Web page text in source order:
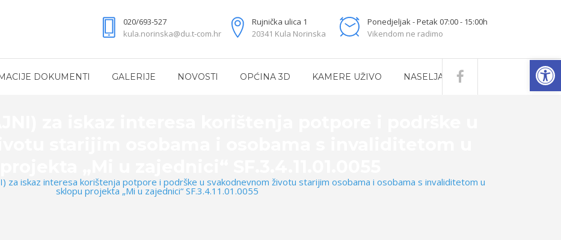
020/693-527
kula.norinska@du.t-com.hr
Rujnička ulica 1
20341 Kula Norinska
Ponedjeljak - Petak 07:00 - 15:00h
Vikendom ne radimo
DOKUMENTI GALERIJE NOVOSTI OPĆINA 3D KAMERE UŽIVO NASELJA
za iskaz interesa korištenja potpore i podrške u svakodnevnom životu starijim osobama i osobama s invaliditetom u
sklopu projekta „Mi u zajednici“ SF.3.4.11.01.0055